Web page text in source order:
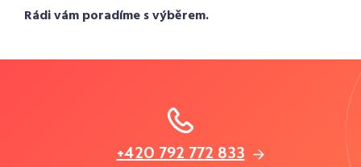
Rádi vám poradíme s výběrem.
+420 792 772 833